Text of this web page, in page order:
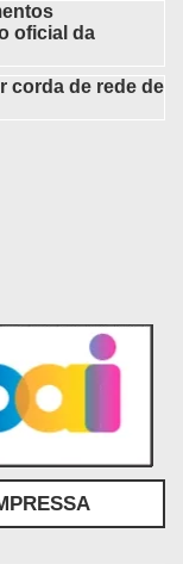
oficial da
corda de rede de